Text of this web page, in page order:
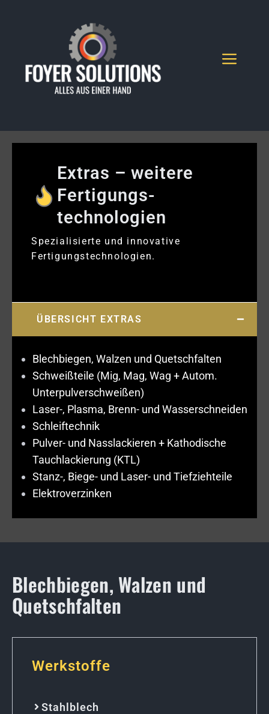
Extras – weitere
Fertigungs­
technologien
Spezialisierte und innovative
Fertigungstechnologien.
ÜBERSICHT EXTRAS
Blechbiegen, Walzen und Quetschfalten
Schweißteile (Mig, Mag, Wag + Autom.
Unterpulverschweißen)
Laser-, Plasma, Brenn- und Wasserschneiden
Schleiftechnik
Pulver- und Nasslackieren + Kathodische
Tauchlackierung (KTL)
Stanz-, Biege- und Laser- und Tiefziehteile
Elektroverzinken
Blechbiegen, Walzen und
Quetschfalten
Werkstoffe
Stahlblech